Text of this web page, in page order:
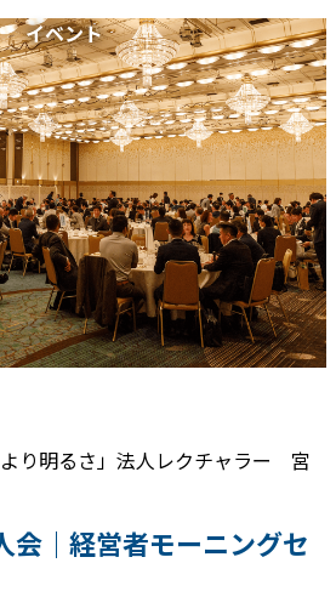
イベント
り明るさ」法人レクチャラー 宮
会｜経営者モーニングセ